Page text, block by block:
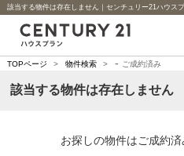
該当する物件は存在しません｜センチュリー21ハウス
TOPページ > 物件検索 > - ご成約済み
該当する物件は存在しません
お探しの物件はご成約済